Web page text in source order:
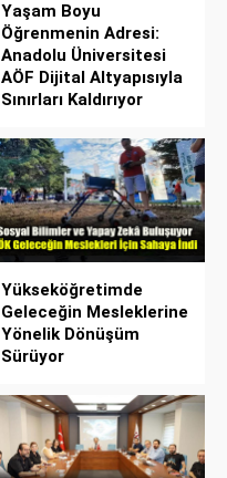
Yaşam Boyu
Öğrenmenin Adresi:
Anadolu Üniversitesi
AÖF Dijital Altyapısıyla
Sınırları Kaldırıyor
Yükseköğretimde
Geleceğin Mesleklerine
Yönelik Dönüşüm
Sürüyor